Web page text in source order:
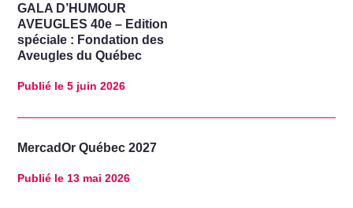
GALA D’HUMOUR
AVEUGLES 40e – Edition
spéciale : Fondation des
Aveugles du Québec
Publié le 5 juin 2026
MercadOr Québec 2027
Publié le 13 mai 2026